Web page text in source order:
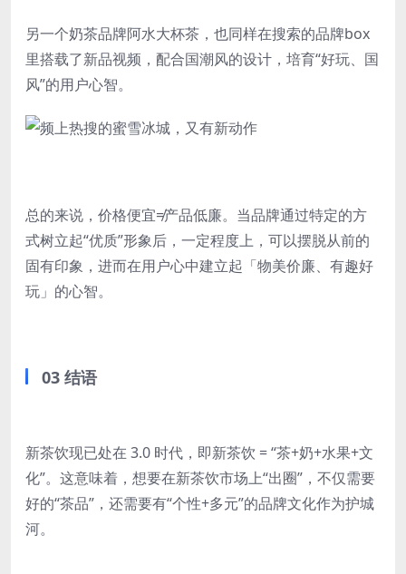
另一个奶茶品牌阿水大杯茶，也同样在搜索的品牌box
里搭载了新品视频，配合国潮风的设计，培育“好玩、国
风”的用户心智。
总的来说，价格便宜≠产品低廉。当品牌通过特定的方
式树立起“优质”形象后，一定程度上，可以摆脱从前的
固有印象，进而在用户心中建立起「物美价廉、有趣好
玩」的心智。
03 结语
新茶饮现已处在 3.0 时代，即新茶饮 = “茶+奶+水果+文
化”。这意味着，想要在新茶饮市场上“出圈”，不仅需要
好的“茶品”，还需要有“个性+多元”的品牌文化作为护城
河。